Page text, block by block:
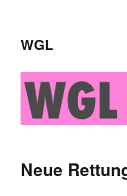
WGL
Neue